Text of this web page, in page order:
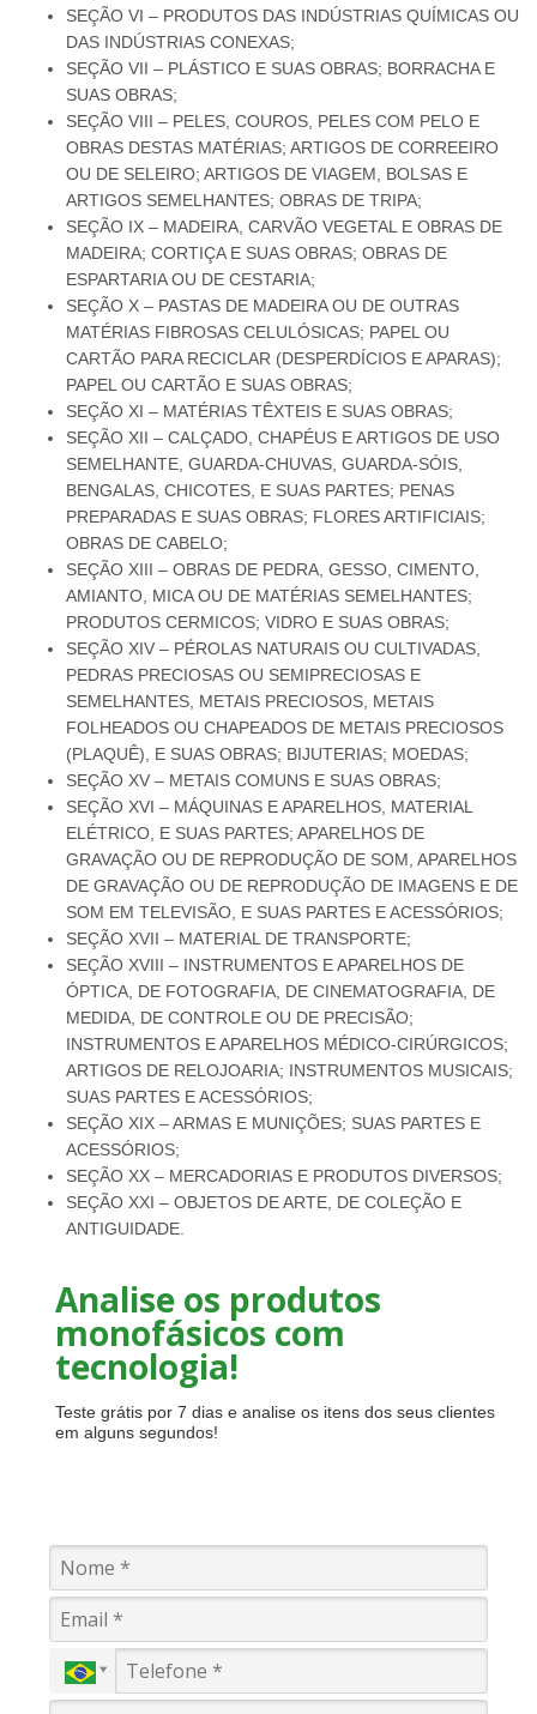
SEÇÃO VI – PRODUTOS DAS INDÚSTRIAS QUÍMICAS OU
DAS INDÚSTRIAS CONEXAS;
SEÇÃO VII – PLÁSTICO E SUAS OBRAS; BORRACHA E
SUAS OBRAS;
SEÇÃO VIII – PELES, COUROS, PELES COM PELO E
OBRAS DESTAS MATÉRIAS; ARTIGOS DE CORREEIRO
OU DE SELEIRO; ARTIGOS DE VIAGEM, BOLSAS E
ARTIGOS SEMELHANTES; OBRAS DE TRIPA;
SEÇÃO IX – MADEIRA, CARVÃO VEGETAL E OBRAS DE
MADEIRA; CORTIÇA E SUAS OBRAS; OBRAS DE
ESPARTARIA OU DE CESTARIA;
SEÇÃO X – PASTAS DE MADEIRA OU DE OUTRAS
MATÉRIAS FIBROSAS CELULÓSICAS; PAPEL OU
CARTÃO PARA RECICLAR (DESPERDÍCIOS E APARAS);
PAPEL OU CARTÃO E SUAS OBRAS;
SEÇÃO XI – MATÉRIAS TÊXTEIS E SUAS OBRAS;
SEÇÃO XII – CALÇADO, CHAPÉUS E ARTIGOS DE USO
SEMELHANTE, GUARDA-CHUVAS, GUARDA-SÓIS,
BENGALAS, CHICOTES, E SUAS PARTES; PENAS
PREPARADAS E SUAS OBRAS; FLORES ARTIFICIAIS;
OBRAS DE CABELO;
SEÇÃO XIII – OBRAS DE PEDRA, GESSO, CIMENTO,
AMIANTO, MICA OU DE MATÉRIAS SEMELHANTES;
PRODUTOS CERMICOS; VIDRO E SUAS OBRAS;
SEÇÃO XIV – PÉROLAS NATURAIS OU CULTIVADAS,
PEDRAS PRECIOSAS OU SEMIPRECIOSAS E
SEMELHANTES, METAIS PRECIOSOS, METAIS
FOLHEADOS OU CHAPEADOS DE METAIS PRECIOSOS
(PLAQUÊ), E SUAS OBRAS; BIJUTERIAS; MOEDAS;
SEÇÃO XV – METAIS COMUNS E SUAS OBRAS;
SEÇÃO XVI – MÁQUINAS E APARELHOS, MATERIAL
ELÉTRICO, E SUAS PARTES; APARELHOS DE
GRAVAÇÃO OU DE REPRODUÇÃO DE SOM, APARELHOS
DE GRAVAÇÃO OU DE REPRODUÇÃO DE IMAGENS E DE
SOM EM TELEVISÃO, E SUAS PARTES E ACESSÓRIOS;
SEÇÃO XVII – MATERIAL DE TRANSPORTE;
SEÇÃO XVIII – INSTRUMENTOS E APARELHOS DE
ÓPTICA, DE FOTOGRAFIA, DE CINEMATOGRAFIA, DE
MEDIDA, DE CONTROLE OU DE PRECISÃO;
INSTRUMENTOS E APARELHOS MÉDICO-CIRÚRGICOS;
ARTIGOS DE RELOJOARIA; INSTRUMENTOS MUSICAIS;
SUAS PARTES E ACESSÓRIOS;
SEÇÃO XIX – ARMAS E MUNIÇÕES; SUAS PARTES E
ACESSÓRIOS;
SEÇÃO XX – MERCADORIAS E PRODUTOS DIVERSOS;
SEÇÃO XXI – OBJETOS DE ARTE, DE COLEÇÃO E
ANTIGUIDADE.
Analise os produtos
monofásicos com
tecnologia!
Teste grátis por 7 dias e analise os itens dos seus clientes
em alguns segundos!